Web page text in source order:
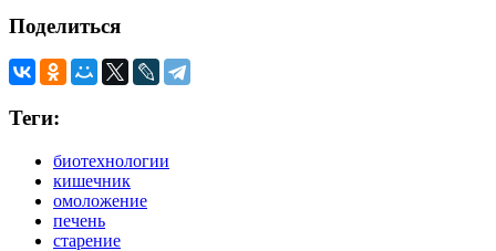
Поделиться
Теги:
биотехнологии
кишечник
омоложение
печень
старение